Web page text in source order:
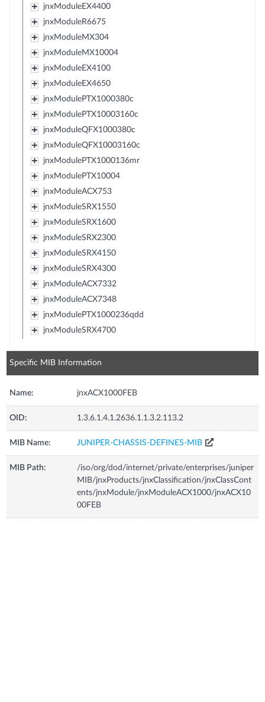
jnxModuleEX4400
jnxModuleR6675
jnxModuleMX304
jnxModuleMX10004
jnxModuleEX4100
jnxModuleEX4650
jnxModulePTX1000380c
jnxModulePTX10003160c
jnxModuleQFX1000380c
jnxModuleQFX10003160c
jnxModulePTX1000136mr
jnxModulePTX10004
jnxModuleACX753
jnxModuleSRX1550
jnxModuleSRX1600
jnxModuleSRX2300
jnxModuleSRX4150
jnxModuleSRX4300
jnxModuleACX7332
jnxModuleACX7348
jnxModulePTX1000236qdd
jnxModuleSRX4700
Specific MIB Information
Name: jnxACX1000FEB
OID: 1.3.6.1.4.1.2636.1.1.3.2.113.2
MIB Name: JUNIPER-CHASSIS-DEFINES-MIB
MIB Path:
/iso/org/dod/internet/private/enterprises/juniper
MIB/jnxProducts/jnxClassification/jnxClassCont
ents/jnxModule/jnxModuleACX1000/jnxACX10
00FEB